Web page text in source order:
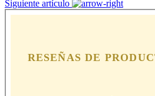
Siguiente artículo